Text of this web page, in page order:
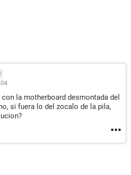
la motherboard desmontada del
si fuera lo del zocalo de la pila,